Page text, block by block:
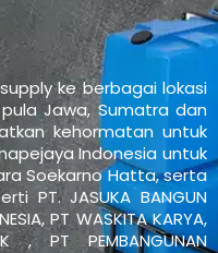
ke berbagai lokasi
Jawa, Sumatra dan
kehormatan untuk
Indonesia untuk
Soekarno Hatta, serta
PT. JASUKA BANGUN
PT WASKITA KARYA,
, PT PEMBANGUNAN